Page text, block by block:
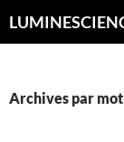
Archives par